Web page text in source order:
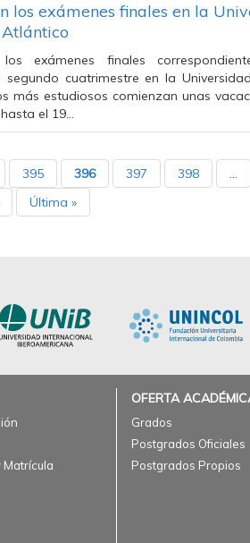
los exámenes finales en la
exámenes finales
cuatrimestre en la
más estudiosos comienzan unas
el 19…
395 396 397 398 …
Última »
OFERTA
Grados
Postgrados Oficiales
Postgrados Propios